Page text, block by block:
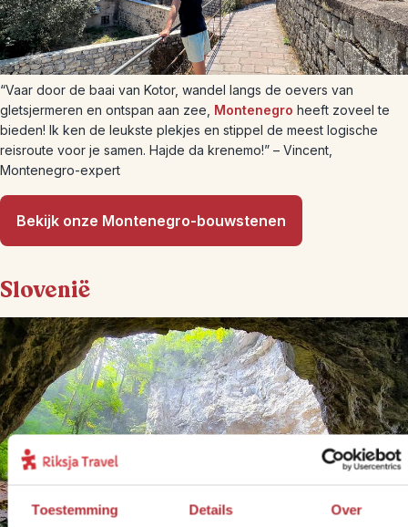
Toestemming Details Over
“Vaar door de baai van Kotor, wandel langs de oevers van
gletsjermeren en ontspan aan zee, Montenegro heeft zoveel te
bieden! Ik ken de leukste plekjes en stippel de meest logische
reisroute voor je samen. Hajde da krenemo!” – Vincent,
Montenegro-expert
Bekijk onze Montenegro-bouwstenen
Slovenië